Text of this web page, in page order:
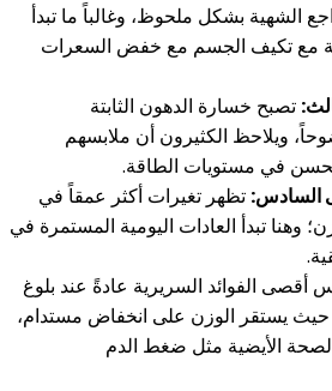
الشهية بشكل ملحوظ، وغالباً ما تبدأ
مع تكيف الجسم مع خفض السعرات
تصبح خسارة الدهون الثابتة
ويلاحظ الكثيرون أن ملابسهم
في مستويات الطاقة.
السادس: تظهر تغيرات أكثر عمقاً في
وهنا تبدأ العادات اليومية المستمرة في
أقصى الفوائد السريرية عادةً عند بلوغ
حيث يستقر الوزن على انخفاض مستدام،
الأيضية مثل ضغط الدم